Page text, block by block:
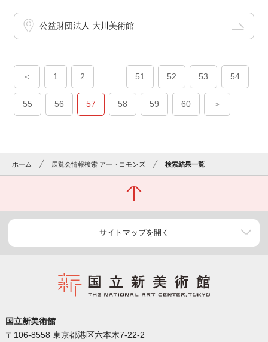
公益財団法人 大川美術館
＜ 1 2 51 52 53 54
55 56 57 58 59 60 ＞
ホーム 展覧会情報検索 アートコモンズ 検索結果一覧
サイトマップを開く
国立新美術館
〒106-8558 東京都港区六本木7-22-2